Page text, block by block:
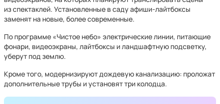
из спектаклей. Установленные в саду афиши-лайтбоксы
заменят на новые, более современные.
По программе «Чистое небо» электрические линии, питающие
фонари, видеоэкраны, лайтбоксы и ландшафтную подсветку,
уберут под землю.
Кроме того, модернизируют дождевую канализацию: проложат
дополнительные трубы и установят три колодца.